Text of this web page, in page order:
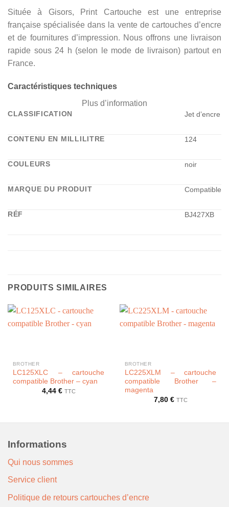
Située à Gisors, Print Cartouche est une entreprise
française spécialisée dans la vente de cartouches d’encre
et de fournitures d’impression. Nous offrons une livraison
rapide sous 24 h (selon le mode de livraison) partout en
France.
Caractéristiques techniques
Plus d’information
CLASSIFICATION Jet d’encre
CONTENU EN MILLILITRE 124
COULEURS noir
MARQUE DU PRODUIT Compatible
RÉF BJ427XB
PRODUITS SIMILAIRES
BROTHER
LC125XLC – cartouche
compatible Brother – cyan
4,44 € TTC
BROTHER
LC225XLM – cartouche
compatible Brother –
magenta
7,80 € TTC
Informations
Qui nous sommes
Service client
Politique de retours cartouches d’encre